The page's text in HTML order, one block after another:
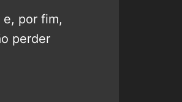
e, por fim,
perder